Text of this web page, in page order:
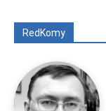
RedKomy